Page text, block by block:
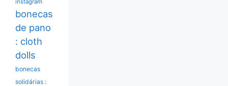
instagram
bonecas
de pano
: cloth
dolls
bonecas
solidárias :